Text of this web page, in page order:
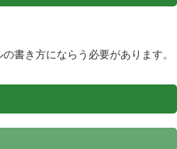
書き方にならう必要があります。